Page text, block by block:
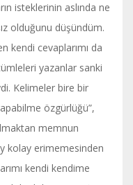
isteklerinin aslında ne
olduğunu düşündüm.
kendi cevaplarımı da
yazanlar sanki
Kelimeler bire bir
özgürlüğü”,
memnun
kolay erimemesinden
kendi kendime